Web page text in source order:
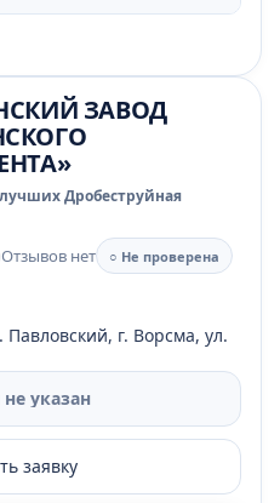
ЗАВОД
Дробеструйная
Отзывов нет
○ Не проверена
г. Ворсма, ул.
указан
заявку